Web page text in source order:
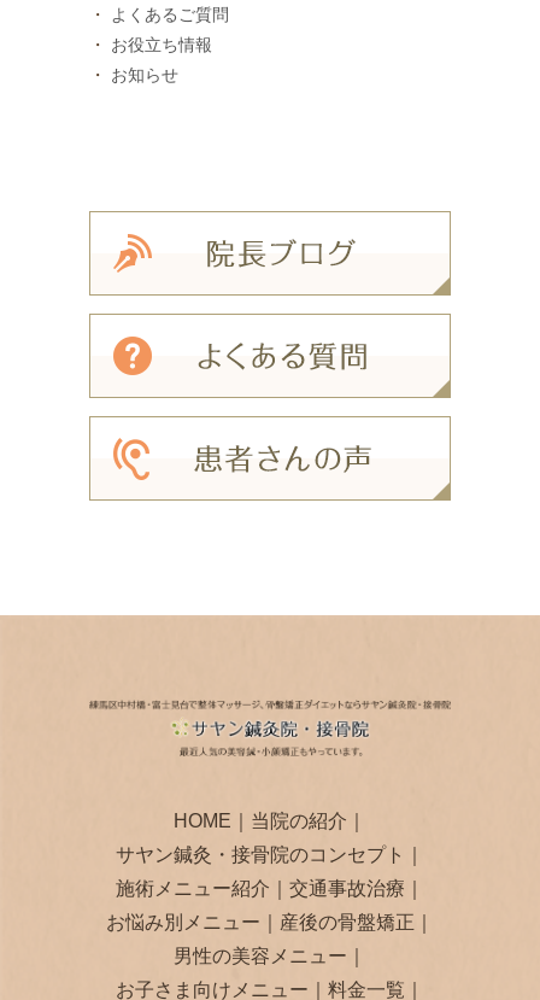
よくあるご質問
お役立ち情報
お知らせ
HOME 当院の紹介
サヤン鍼灸・接骨院のコンセプト
施術メニュー紹介
交通事故治療
お悩み別メニュー
産後の骨盤矯正
男性の美容メニュー
お子さま向けメニュー
料金一覧